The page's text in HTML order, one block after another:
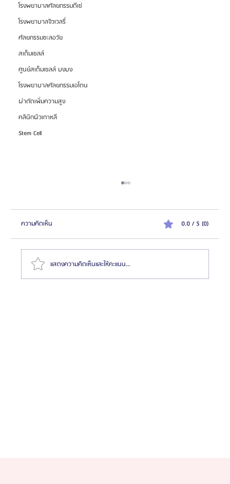
โรงพยาบาลศัลยกรรมดีเซ่
โรงพยาบาลจิวเวลรี่
ศัลยกรรมชะลอวัย
สเต็มเซลล์
ศูนย์สเต็มเซลล์ บงบง
โรงพยาบาลศัลยกรรมเอโตน
ผ่าตัดเพิ่มความสูง
คลินิกผิวเกาหลี
Stem Cell
ความคิดเห็น 0.0 / 5 (0)
แสดงความคิดเห็นและให้คะแนน...